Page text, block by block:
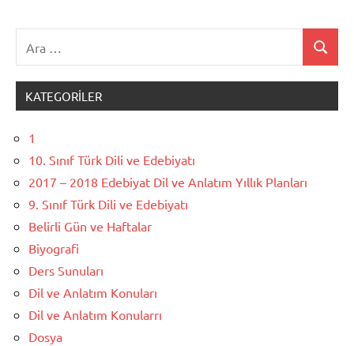
Ara
KATEGORILER
1
10. Sınıf Türk Dili ve Edebiyatı
2017 – 2018 Edebiyat Dil ve Anlatım Yıllık Planları
9. Sınıf Türk Dili ve Edebiyatı
Belirli Gün ve Haftalar
Biyografi
Ders Sunuları
Dil ve Anlatım Konuları
Dil ve Anlatım Konularrı
Dosya